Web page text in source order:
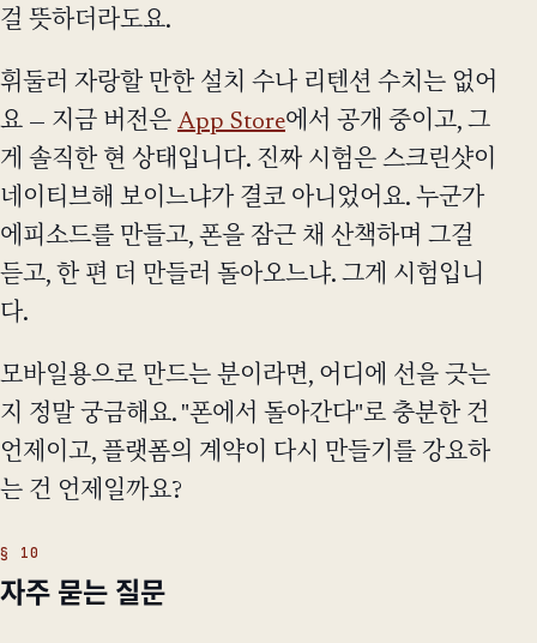
걸 뜻하더라도요.
휘둘러 자랑할 만한 설치 수나 리텐션 수치는 없어
요 — 지금 버전은 App Store에서 공개 중이고, 그
게 솔직한 현 상태입니다. 진짜 시험은 스크린샷이
네이티브해 보이느냐가 결코 아니었어요. 누군가
에피소드를 만들고, 폰을 잠근 채 산책하며 그걸
듣고, 한 편 더 만들러 돌아오느냐. 그게 시험입니
다.
모바일용으로 만드는 분이라면, 어디에 선을 긋는
지 정말 궁금해요. "폰에서 돌아간다"로 충분한 건
언제이고, 플랫폼의 계약이 다시 만들기를 강요하
는 건 언제일까요?
자주 묻는 질문